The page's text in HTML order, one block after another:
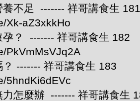
養不足 ------- 祥哥講食生 181
Xk-aZ3xkkHo
孕？ ------- 祥哥講食生 182
PkVmMsVJq2A
------- 祥哥講食生 183
5hndKi6dEVc
力怎麼辦 ------- 祥哥講食生